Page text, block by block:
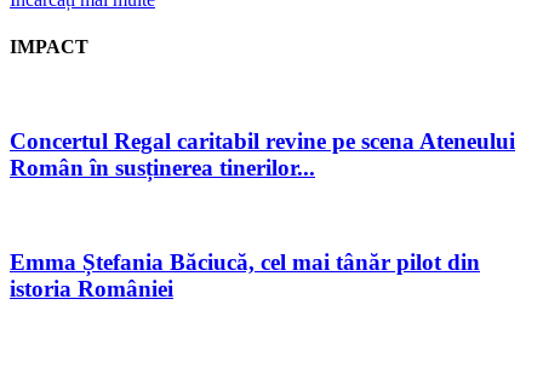
IMPACT
Concertul Regal caritabil revine pe scena Ateneului
Român în susținerea tinerilor...
Emma Ștefania Băciucă, cel mai tânăr pilot din
istoria României